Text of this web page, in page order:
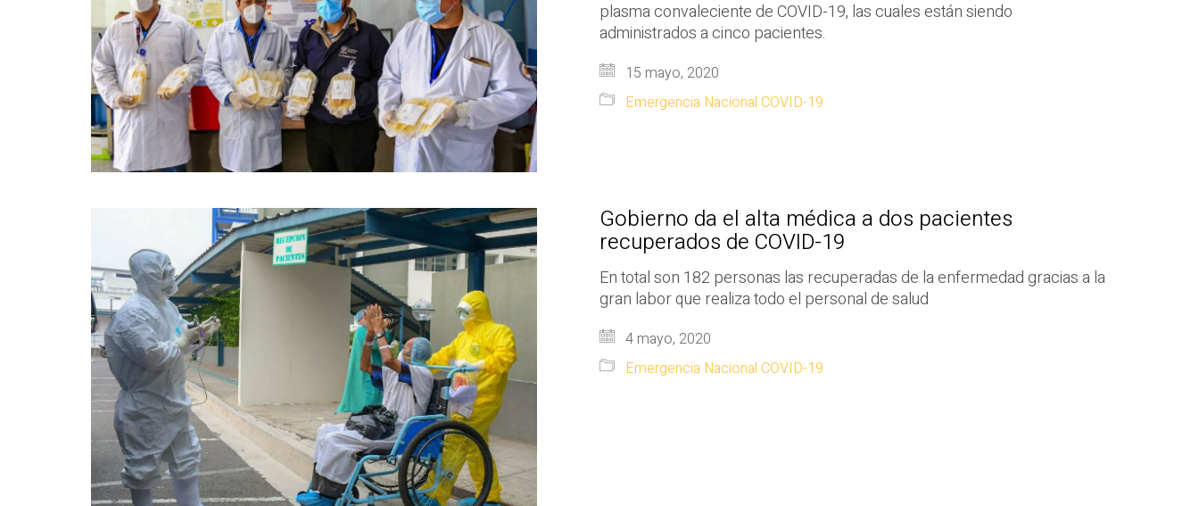
plasma convaleciente de COVID-19, las cuales están siendo
administrados a cinco pacientes.
15 mayo, 2020
Emergencia Nacional COVID-19
Gobierno da el alta médica a dos pacientes
recuperados de COVID-19
En total son 182 personas las recuperadas de la enfermedad gracias a la
gran labor que realiza todo el personal de salud
4 mayo, 2020
Emergencia Nacional COVID-19